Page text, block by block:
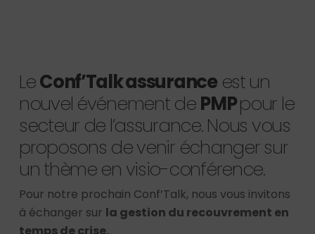
LeConf’Talk assuranceest un
nouvel événement dePMPpour le
secteur de l’assurance. Nous vous
proposons de venir échanger sur
un thème en visio-conférence.
Pour notre prochain Conf’Talk, nous vous invitons
à échanger sur la gestion du recouvrement en